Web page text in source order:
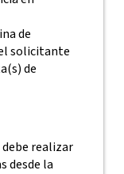
de
solicitante
de
realizar
desde la